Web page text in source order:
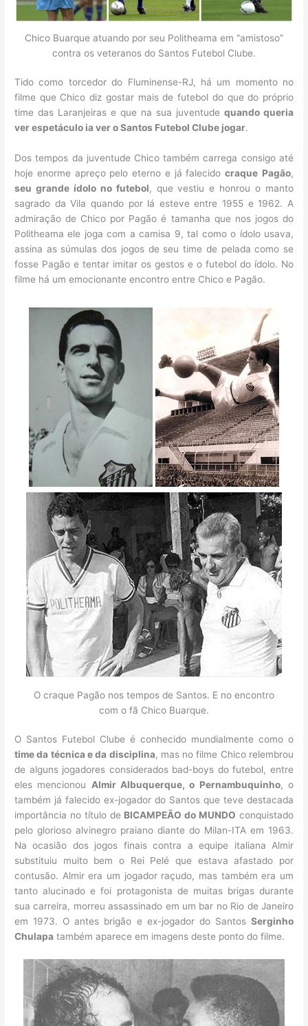
Chico Buarque atuando por seu Politheama em “amistoso”
contra os veteranos do Santos Futebol Clube.
Tido como torcedor do Fluminense-RJ, há um momento no
filme que Chico diz gostar mais de futebol do que do próprio
time das Laranjeiras e que na sua juventude quando queria
ver espetáculo ia ver o Santos Futebol Clube jogar.
Dos tempos da juventude Chico também carrega consigo até
hoje enorme apreço pelo eterno e já falecidocraque Pagão,
seu grande ídolo no futebol, que vestiu e honrou o manto
sagrado da Vila quando por lá esteve entre 1955 e 1962. A
admiração de Chico por Pagão é tamanha que nos jogos do
Politheama ele joga com a camisa 9, tal como o ídolo usava,
assina as súmulas dos jogos de seu time de pelada como se
fosse Pagão e tentar imitar os gestos e o futebol do ídolo. No
filme há um emocionante encontro entre Chico e Pagão.
O craque Pagão nos tempos de Santos. E no encontro
com o fã Chico Buarque.
O Santos Futebol Clube é conhecido mundialmente como o
time da técnica e da disciplina, mas no filme Chico relembrou
de alguns jogadores considerados bad-boys do futebol, entre
eles mencionou Almir Albuquerque, o Pernambuquinho, o
também já falecido ex-jogador do Santos que teve destacada
importância no título de BICAMPEÃO do MUNDO conquistado
pelo glorioso alvinegro praiano diante do Milan-ITA em 1963.
Na ocasião dos jogos finais contra a equipe italiana Almir
substituiu muito bem o Rei Pelé que estava afastado por
contusão. Almir era um jogador raçudo, mas também era um
tanto alucinado e foi protagonista de muitas brigas durante
sua carreira, morreu assassinado em um bar no Rio de Janeiro
em 1973. O antes brigão e ex-jogador do Santos Serginho
Chulapa também aparece em imagens deste ponto do filme.